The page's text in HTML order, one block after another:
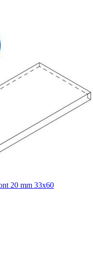
20 mm 33x60